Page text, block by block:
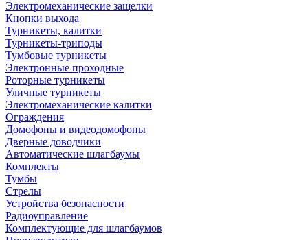
Электромеханические защелки
Кнопки выхода
Турникеты, калитки
Турникеты-триподы
Тумбовые турникеты
Электронные проходные
Роторные турникеты
Уличные турникеты
Электромеханические калитки
Ограждения
Домофоны и видеодомофоны
Дверные доводчики
Автоматические шлагбаумы
Комплекты
Тумбы
Стрелы
Устройства безопасности
Радиоуправление
Комплектующие для шлагбаумов